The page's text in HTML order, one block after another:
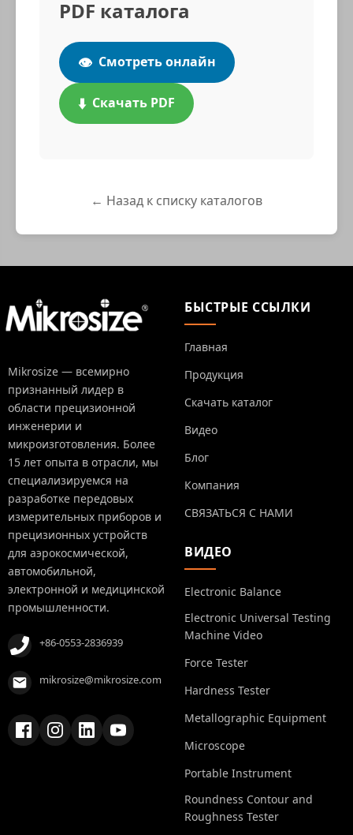
PDF каталога
👁️ Смотреть онлайн
⬇️ Скачать PDF
← Назад к списку каталогов
Mikrosize — всемирно
признанный лидер в
области прецизионной
инженерии и
микроизготовления. Более
15 лет опыта в отрасли, мы
специализируемся на
разработке передовых
измерительных приборов и
прецизионных устройств
для аэрокосмической,
автомобильной,
электронной и медицинской
промышленности.
+86-0553-2836939
mikrosize@mikrosize.com
БЫСТРЫЕ ССЫЛКИ
Главная
Продукция
Скачать каталог
Видео
Блог
Компания
СВЯЗАТЬСЯ С НАМИ
ВИДЕО
Electronic Balance
Electronic Universal Testing
Machine Video
Force Tester
Hardness Tester
Metallographic Equipment
Microscope
Portable Instrument
Roundness Contour and
Roughness Tester